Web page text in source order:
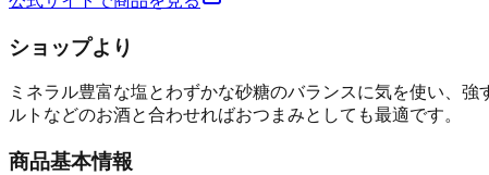
ショップより
ミネラル豊富な塩とわずかな砂糖のバランスに気を使い、
ルトなどのお酒と合わせればおつまみとしても最適です。
商品基本情報